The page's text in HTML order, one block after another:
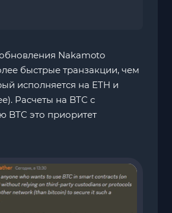
Nakamoto
быстрые транзакции, чем
исполняется на ETH и
Расчеты на BTC с
BTC это приоритет